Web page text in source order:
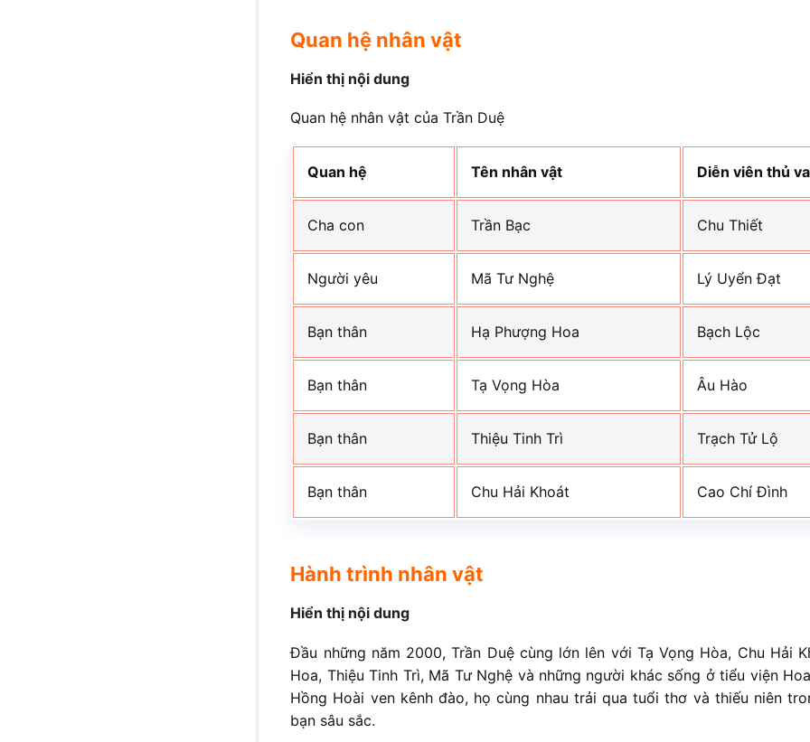
Quan hệ nhân vật
Hiển thị nội dung
Quan hệ nhân vật của Trần Duệ
Quan hệ Tên nhân vật Diễn viên thủ
Cha con Trần Bạc Chu Thiết
Người yêu Mã Tư Nghệ Lý Uyển Đạt
Bạn thân Hạ Phượng Hoa Bạch Lộc
Bạn thân Tạ Vọng Hòa Âu Hào
Bạn thân Thiệu Tinh Trì Trạch Tử Lộ
Bạn thân Chu Hải Khoát Cao Chí Đình
Hành trình nhân vật
Hiển thị nội dung
Đầu những năm 2000, Trần Duệ cùng lớn lên với Tạ Vọng Hòa, Chu Hải
Hoa, Thiệu Tinh Trì, Mã Tư Nghệ và những người khác sống ở tiểu viện
Hồng Hoài ven kênh đào, họ cùng nhau trải qua tuổi thơ và thiếu niên
bạn sâu sắc.